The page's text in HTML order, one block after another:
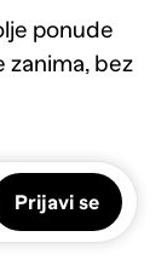
ponude
zanima, bez
Prijavi se